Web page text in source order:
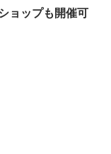
ョップも開催可